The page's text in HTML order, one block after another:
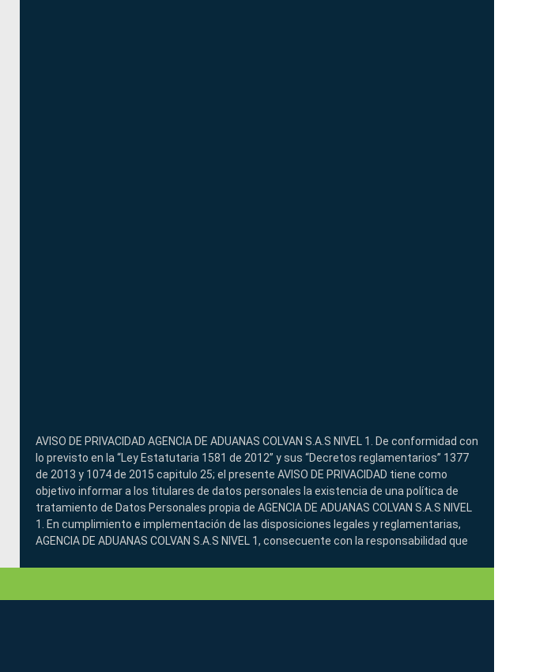
AVISO DE PRIVACIDAD AGENCIA DE ADUANAS COLVAN S.A.S NIVEL 1. De conformidad con
lo previsto en la “Ley Estatutaria 1581 de 2012” y sus “Decretos reglamentarios” 1377
de 2013 y 1074 de 2015 capitulo 25; el presente AVISO DE PRIVACIDAD tiene como
objetivo informar a los titulares de datos personales la existencia de una política de
tratamiento de Datos Personales propia de AGENCIA DE ADUANAS COLVAN S.A.S NIVEL
1. En cumplimiento e implementación de las disposiciones legales y reglamentarias,
AGENCIA DE ADUANAS COLVAN S.A.S NIVEL 1, consecuente con la responsabilidad que